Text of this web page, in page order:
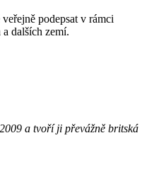
podepsat v rámci
dalších zemí.
a tvoří ji převážně britská